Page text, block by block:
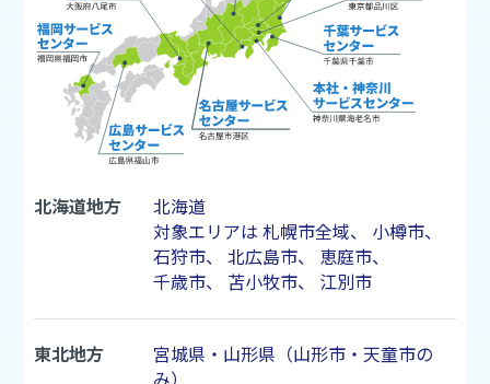
北海道地方
北海道
対象エリアは 札幌市全域、 小樽市、
石狩市、 北広島市、 恵庭市、
千歳市、 苫小牧市、 江別市
東北地方
宮城県・山形県（山形市・天童市の